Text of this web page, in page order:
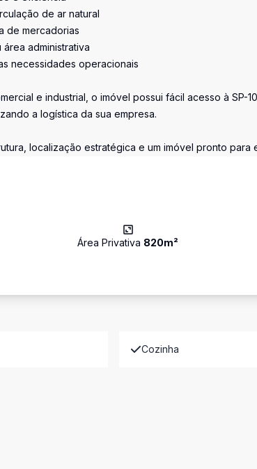
de ar natural
de mercadorias
administrativa
necessidades operacionais
e industrial, o imóvel possui fácil acesso à SP-
a logística da sua empresa.
localização estratégica e um imóvel pronto
Área Privativa 820m²
Cozinha